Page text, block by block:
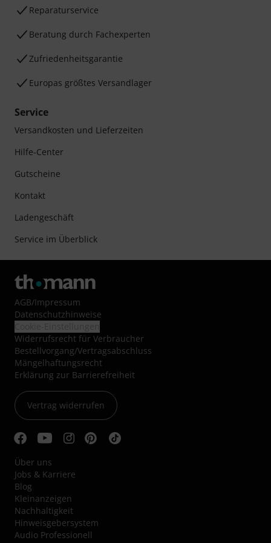
Reparaturservice
Beratung durch Fachexperten
Zufriedenheitsgarantie
Europas größtes Versandlager
Service
Versandkosten und Lieferzeiten
Hilfe-Center
Gutscheine
Kontakt
Ladengeschäft
Service im Überblick
AGB/Impressum
Datenschutzhinweise
Widerrufsrecht für Verbraucher
Bestellvorgang/Vertragsabschluss
Mängelhaftungsrecht
Erklärung zur Barrierefreiheit
Vertrag widerrufen
Über uns
Jobs & Karriere
Blog
Kleinanzeigen
Nachhaltigkeit
Hinweisgebersystem
Audio Professionell